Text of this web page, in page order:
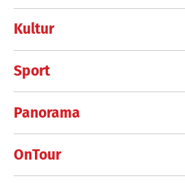
Kultur
Sport
Panorama
OnTour